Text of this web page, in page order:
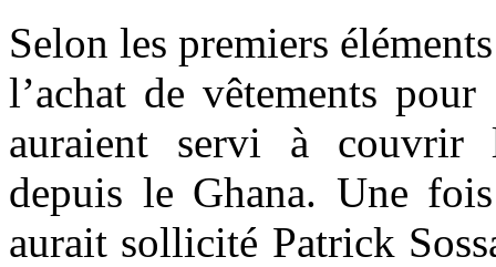
Selon les premiers
l’achat de vêtements
auraient servi à couvrir
depuis le Ghana. Une
aurait sollicité Patrick